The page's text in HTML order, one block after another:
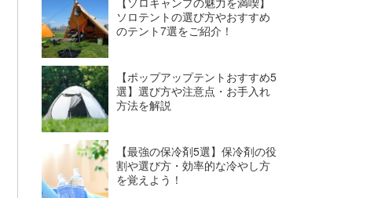
ソロテントの選び方やおすすめ
のテント7選をご紹介！
【ポップアップテントおすすめ5
選】選び方や注意点・お手入れ
方法を解説
【最強の保冷剤5選】保冷剤の役
割や選び方・効率的な冷やし方
を覚えよう！